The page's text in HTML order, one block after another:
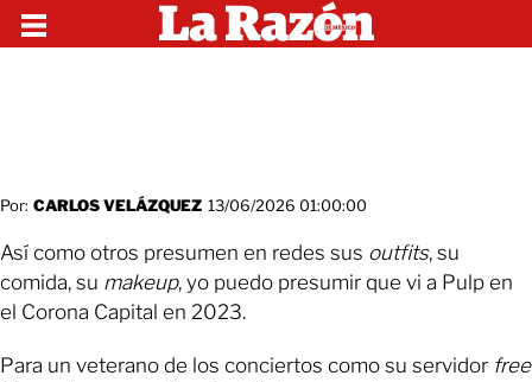
Por: CARLOS VELÁZQUEZ 13/06/2026 01:00:00
Así como otros presumen en redes sus outfits, su
comida, su makeup, yo puedo presumir que vi a Pulp en
el Corona Capital en 2023.
Para un veterano de los conciertos como su servidor free